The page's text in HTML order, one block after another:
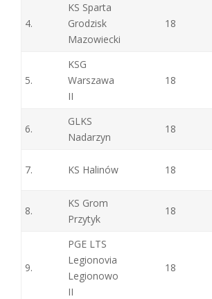
4.
KS Sparta
Grodzisk
Mazowiecki
18
5.
KSG
Warszawa
II
18
6.
GLKS
Nadarzyn
18
7. KS Halinów 18
8.
KS Grom
Przytyk
18
9.
PGE LTS
Legionovia
Legionowo
II
18